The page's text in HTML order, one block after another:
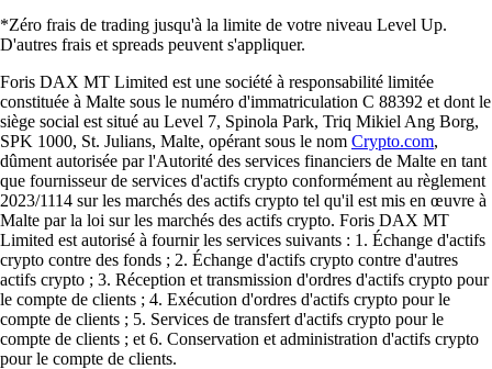
*Zéro frais de trading jusqu'à la limite de votre niveau Level Up.
D'autres frais et spreads peuvent s'appliquer.
Foris DAX MT Limited est une société à responsabilité limitée
constituée à Malte sous le numéro d'immatriculation C 88392 et dont le
siège social est situé au Level 7, Spinola Park, Triq Mikiel Ang Borg,
SPK 1000, St. Julians, Malte, opérant sous le nom Crypto.com,
dûment autorisée par l'Autorité des services financiers de Malte en tant
que fournisseur de services d'actifs crypto conformément au règlement
2023/1114 sur les marchés des actifs crypto tel qu'il est mis en œuvre à
Malte par la loi sur les marchés des actifs crypto. Foris DAX MT
Limited est autorisé à fournir les services suivants : 1. Échange d'actifs
crypto contre des fonds ; 2. Échange d'actifs crypto contre d'autres
actifs crypto ; 3. Réception et transmission d'ordres d'actifs crypto pour
le compte de clients ; 4. Exécution d'ordres d'actifs crypto pour le
compte de clients ; 5. Services de transfert d'actifs crypto pour le
compte de clients ; et 6. Conservation et administration d'actifs crypto
pour le compte de clients.